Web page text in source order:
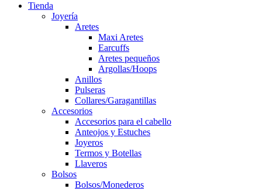
Tienda
Joyería
Aretes
Maxi Aretes
Earcuffs
Aretes pequeños
Argollas/Hoops
Anillos
Pulseras
Collares/Garagantillas
Accesorios
Accesorios para el cabello
Anteojos y Estuches
Joyeros
Termos y Botellas
Llaveros
Bolsos
Bolsos/Monederos